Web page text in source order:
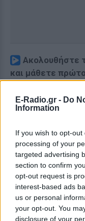
E-Radio.gr - Do
Information
If you wish to opt-
processing of your
targeted advertising
section to confirm
opt-out request is
interest-based ads
us or personal
your opt-out. You
disclosure of your
Ακολουθήστε
και μάθετε
Για ακόμη
ειδήσεωντου E-
Ακολουθήστε